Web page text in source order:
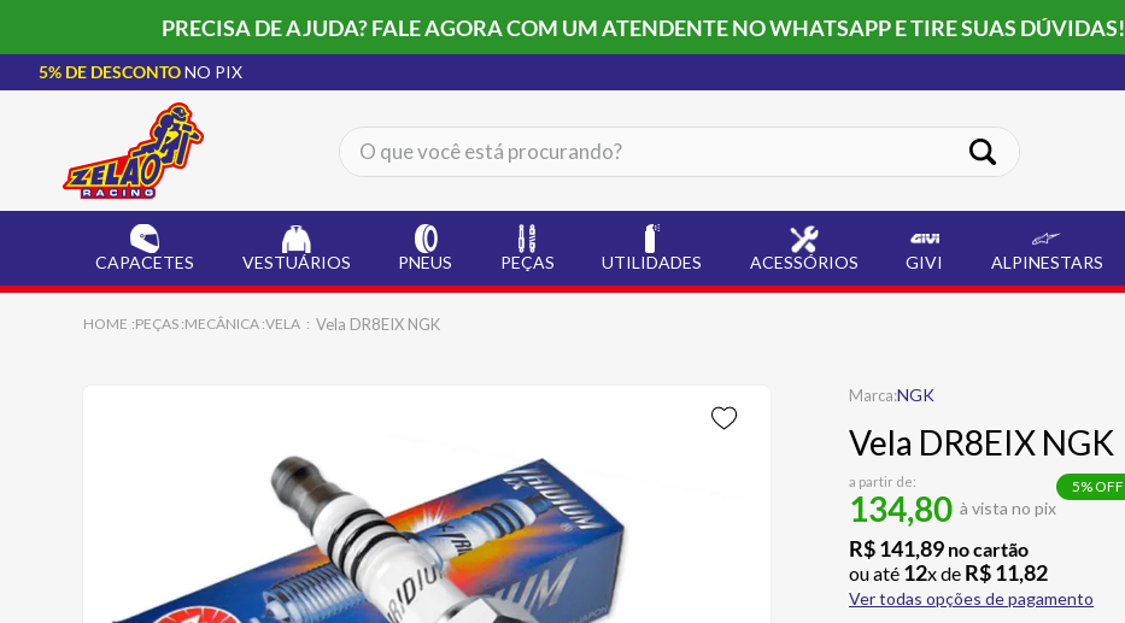
PRECISA DE AJUDA? FALE AGORA COM UM ATENDENTE NO WHATSAPP E TIRE SUAS DÚVIDAS!
5% DE DESCONTONO PIX
O que você está procurando?
CAPACETES VESTUÁRIOS PNEUS PEÇAS UTILIDADES ACESSÓRIOS GIVI ALPINESTARS
PEÇAS MECÂNICA VELA Vela DR8EIX NGK
NGK
Vela DR8EIX NGK
a partir de:
134,80 à vista no pix
5% OFF
R$141,89 no cartão
ou até 12x de R$11,82
Ver todas opções de pagamento
CAPACETE LS2
º BOTA
3 º JAQUETA
BAU
CALÇA
9º AIROH
10 BOTAS